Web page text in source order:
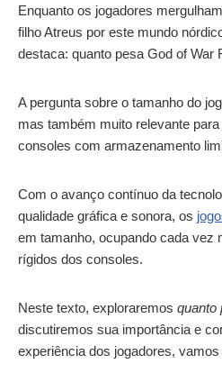
Enquanto os jogadores
filho Atreus por este mundo
destaca: quanto pesa God of War
A pergunta sobre o tamanho do
mas também muito relevante
consoles com armazenamento
Com o avanço contínuo da
qualidade gráfica e sonora, os
em tamanho, ocupando cada vez
rígidos dos consoles.
Neste texto, exploraremos quanto
discutiremos sua importância e
experiência dos jogadores, vamos